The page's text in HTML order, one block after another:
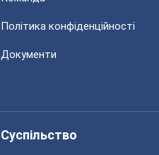
Політика конфіденційності
Документи
Суспільство